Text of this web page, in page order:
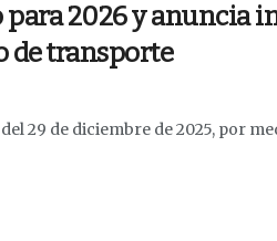
2026 y anuncia
de transporte
29 de diciembre de 2025, por